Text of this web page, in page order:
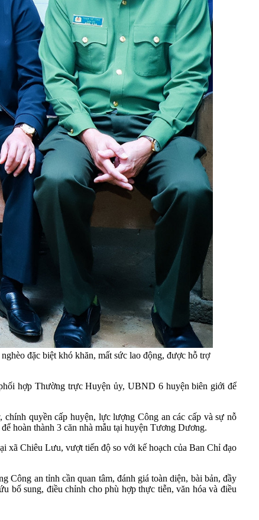
đặc biệt khó khăn, mất sức lao động, được hỗ trợ
hợp Thường trực Huyện ủy, UBND 6 huyện biên giới để
quyền cấp huyện, lực lượng Công an các cấp và sự nỗ
hoàn thành 3 căn nhà mẫu tại huyện Tương Dương.
xã Chiêu Lưu, vượt tiến độ so với kế hoạch của Ban Chỉ đạo
an tỉnh cần quan tâm, đánh giá toàn diện, bài bản, đầy
bổ sung, điều chỉnh cho phù hợp thực tiễn, văn hóa và điều